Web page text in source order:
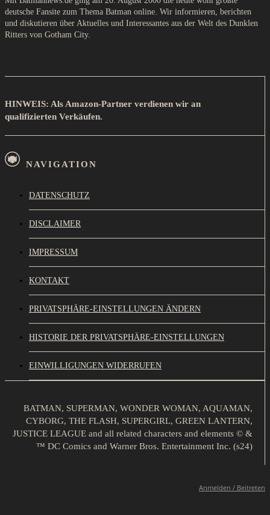
deutsche Fansite zum Thema Batman online. Wir informieren, berichten
und diskutieren über Aktuelles und Interessantes aus der Welt des Dunklen
Ritters von Gotham City.
HINWEIS: Als Amazon-Partner verdienen wir an
qualifizierten Verkäufen.
NAVIGATION
DATENSCHUTZ
DISCLAIMER
IMPRESSUM
KONTAKT
PRIVATSPHÄRE-EINSTELLUNGEN ÄNDERN
HISTORIE DER PRIVATSPHÄRE-EINSTELLUNGEN
EINWILLIGUNGEN WIDERRUFEN
BATMAN, SUPERMAN, WONDER WOMAN, AQUAMAN,
CYBORG, THE FLASH, SUPERGIRL, GREEN LANTERN,
JUSTICE LEAGUE and all related characters and elements © &
™ DC Comics and Warner Bros. Entertainment Inc. (s24)
Anmelden / Beitreten